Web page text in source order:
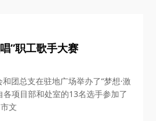
”职工歌手大赛
团总支在驻地广场举办了“梦想·激
各项目部和处室的13名选手参加了
文